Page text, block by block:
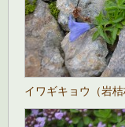
イワギキョウ（岩